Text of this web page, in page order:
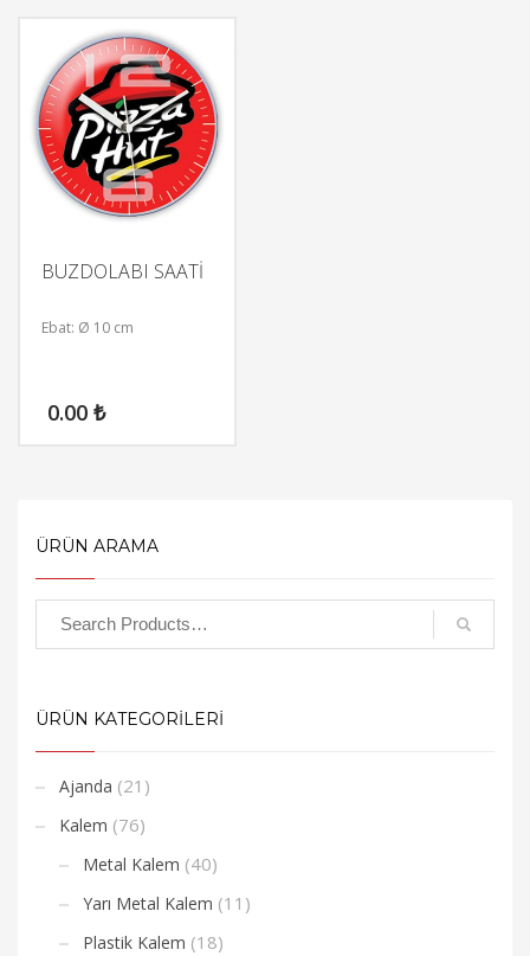
BUZDOLABI SAATİ
Ebat: Ø 10 cm
0.00 ₺
ÜRÜN ARAMA
ÜRÜN KATEGORİLERİ
Ajanda (21)
Kalem (76)
Metal Kalem (40)
Yarı Metal Kalem (11)
Plastik Kalem (18)